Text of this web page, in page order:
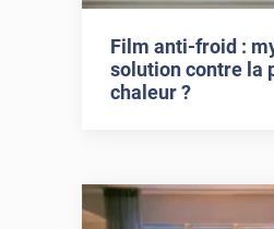
Film anti-froid :
solution contre la
chaleur ?